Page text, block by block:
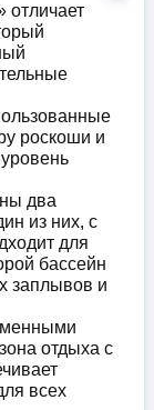
отличает
роскоши и
два
из них, с
для
бассейн
заплывов и
отдыха с
всех